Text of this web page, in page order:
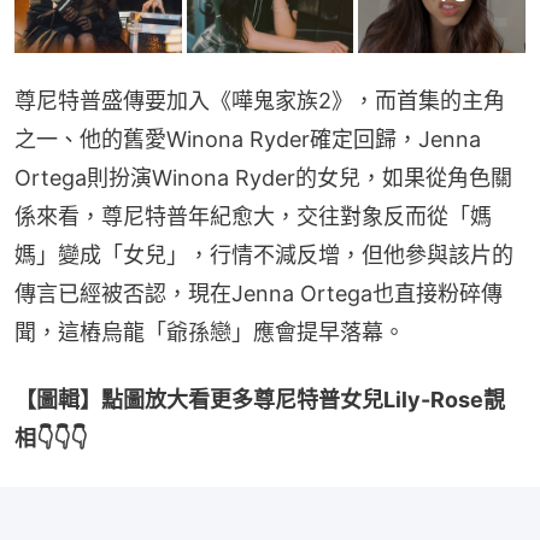
尊尼特普盛傳要加入《嘩鬼家族2》，而首集的主角
之一、他的舊愛Winona Ryder確定回歸，Jenna
Ortega則扮演Winona Ryder的女兒，如果從角色關
係來看，尊尼特普年紀愈大，交往對象反而從「媽
媽」變成「女兒」，行情不減反增，但他參與該片的
傳言已經被否認，現在Jenna Ortega也直接粉碎傳
聞，這樁烏龍「爺孫戀」應會提早落幕。
【圖輯】點圖放大看更多尊尼特普女兒Lily-Rose靚
相👇👇👇